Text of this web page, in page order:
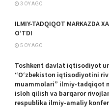
3 OY AGO
ILMIY-TADQIQOT MARKAZDA
OʻTDI
5 OY AGO
Toshkent davlat iqtisodiyot
“O‘zbekiston iqtisodiyotini
muammolari” ilmiy-tadqiqot
isloh qilish va barqaror
respublika ilmiy-amaliy